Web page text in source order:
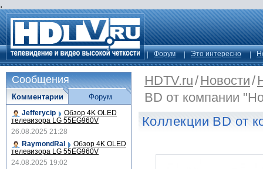
.
Форум Это интересно
HDTV.ru/Новости/
BD от компании
Коллекции BD от
Сообщения
Комментарии
Jefferycip Обзор 4K OLED
телевизора LG 55EG960V
26.08.2025 21:28
RaymondRal
Обзор 4K OLED
телевизора LG 55EG960V
24.08.2025 19:02
Форум